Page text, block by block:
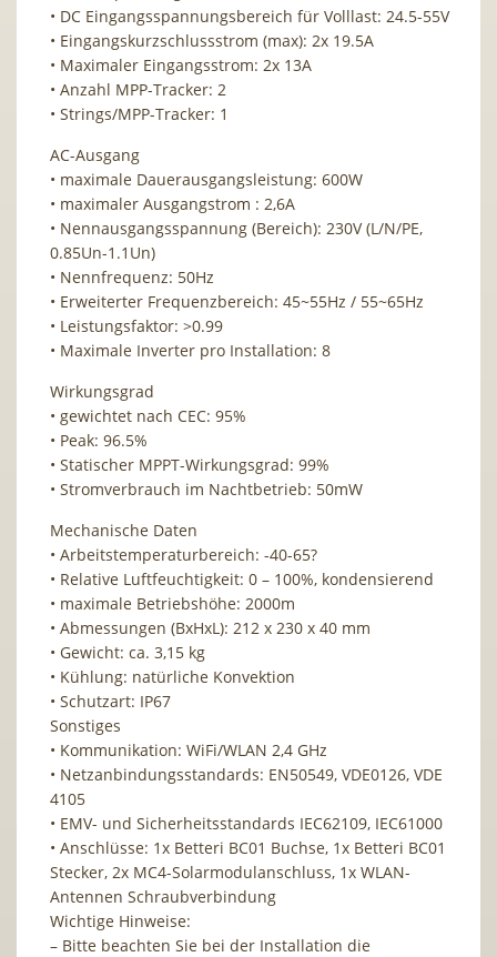
• DC Eingangsspannungsbereich für Volllast: 24.5-55V
• Eingangskurzschlussstrom (max): 2x 19.5A
• Maximaler Eingangsstrom: 2x 13A
• Anzahl MPP-Tracker: 2
• Strings/MPP-Tracker: 1
AC-Ausgang
• maximale Dauerausgangsleistung: 600W
• maximaler Ausgangstrom : 2,6A
• Nennausgangsspannung (Bereich): 230V (L/N/PE,
0.85Un-1.1Un)
• Nennfrequenz: 50Hz
• Erweiterter Frequenzbereich: 45~55Hz / 55~65Hz
• Leistungsfaktor: >0.99
• Maximale Inverter pro Installation: 8
Wirkungsgrad
• gewichtet nach CEC: 95%
• Peak: 96.5%
• Statischer MPPT-Wirkungsgrad: 99%
• Stromverbrauch im Nachtbetrieb: 50mW
Mechanische Daten
• Arbeitstemperaturbereich: -40-65?
• Relative Luftfeuchtigkeit: 0 – 100%, kondensierend
• maximale Betriebshöhe: 2000m
• Abmessungen (BxHxL): 212 x 230 x 40 mm
• Gewicht: ca. 3,15 kg
• Kühlung: natürliche Konvektion
• Schutzart: IP67
Sonstiges
• Kommunikation: WiFi/WLAN 2,4 GHz
• Netzanbindungsstandards: EN50549, VDE0126, VDE
4105
• EMV- und Sicherheitsstandards IEC62109, IEC61000
• Anschlüsse: 1x Betteri BC01 Buchse, 1x Betteri BC01
Stecker, 2x MC4-Solarmodulanschluss, 1x WLAN-
Antennen Schraubverbindung
Wichtige Hinweise:
– Bitte beachten Sie bei der Installation die